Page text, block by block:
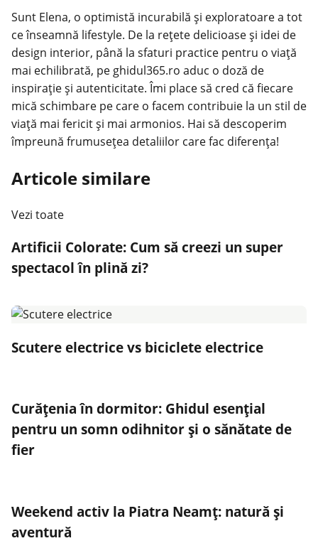
Sunt Elena, o optimistă incurabilă și exploratoare a tot
ce înseamnă lifestyle. De la rețete delicioase și idei de
design interior, până la sfaturi practice pentru o viață
mai echilibrată, pe ghidul365.ro aduc o doză de
inspirație și autenticitate. Îmi place să cred că fiecare
mică schimbare pe care o facem contribuie la un stil de
viață mai fericit și mai armonios. Hai să descoperim
împreună frumusețea detaliilor care fac diferența!
Articole similare
Vezi toate
Artificii Colorate: Cum să creezi un super
spectacol în plină zi?
Scutere electrice vs biciclete electrice
Curățenia în dormitor: Ghidul esențial
pentru un somn odihnitor și o sănătate de
fier
Weekend activ la Piatra Neamț: natură și
aventură